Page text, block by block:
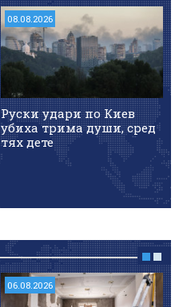
08.08.2026
Руски удари по Киев
убиха трима души, сред
тях дете
06.08.2026